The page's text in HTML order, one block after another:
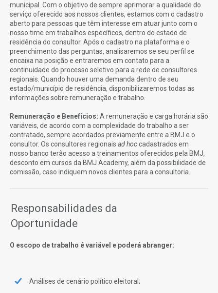
municipal. Com o objetivo de sempre aprimorar a qualidade do
serviço oferecido aos nossos clientes, estamos com o cadastro
aberto para pessoas que têm interesse em atuar junto com o
nosso time em trabalhos específicos, dentro do estado de
residência do consultor. Após o cadastro na plataforma e o
preenchimento das perguntas, analisaremos se seu perfil se
encaixa na posição e entraremos em contato para a
continuidade do processo seletivo para a rede de consultores
regionais. Quando houver uma demanda dentro de seu
estado/município de residência, disponibilizaremos todas as
informações sobre remuneração e trabalho.
Remuneração e Benefícios: A remuneração e carga horária são
variáveis, de acordo com a complexidade do trabalho a ser
contratado, sempre acordados previamente entre a BMJ e o
consultor. Os consultores regionais ad hoccadastrados em
nosso banco terão acesso a treinamentos oferecidos pela BMJ,
desconto em cursos da BMJ Academy, além da possibilidade de
comissão, caso indiquem novos clientes para a consultoria.
Responsabilidades da
Oportunidade
O escopo de trabalho é variável e poderá abranger:
Análises de cenário político eleitoral;